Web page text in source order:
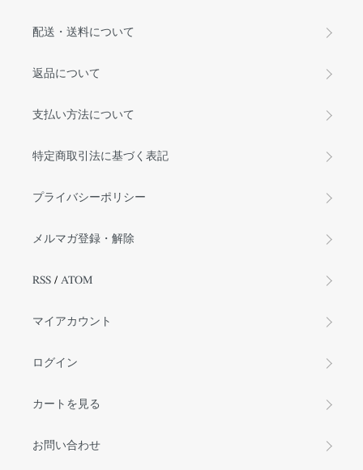
配送・送料について
返品について
支払い方法について
特定商取引法に基づく表記
プライバシーポリシー
メルマガ登録・解除
RSS / ATOM
マイアカウント
ログイン
カートを見る
お問い合わせ